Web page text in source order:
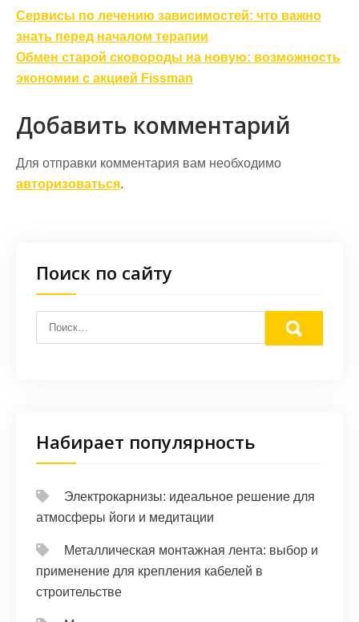
Навигация
по
записям
Сервисы по лечению зависимостей: что важно
знать перед началом терапии
Обмен старой сковороды на новую: возможность
экономии с акцией Fissman
Добавить комментарий
Для отправки комментария вам необходимо
авторизоваться.
Поиск по сайту
Набирает популярность
Электрокарнизы: идеальное решение для
атмосферы йоги и медитации
Металлическая монтажная лента: выбор и
применение для крепления кабелей в
строительстве